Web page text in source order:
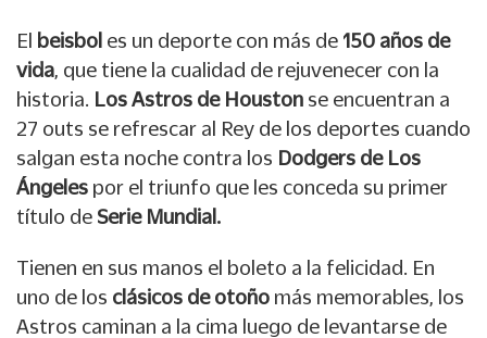
El beisbol es un deporte con más de 150 años de
vida, que tiene la cualidad de rejuvenecer con la
historia. Los Astros de Houston se encuentran a
27 outs se refrescar al Rey de los deportes cuando
salgan esta noche contra los Dodgers de Los
Ángeles por el triunfo que les conceda su primer
título de Serie Mundial.
Tienen en sus manos el boleto a la felicidad. En
uno de los clásicos de otoño más memorables, los
Astros caminan a la cima luego de levantarse de